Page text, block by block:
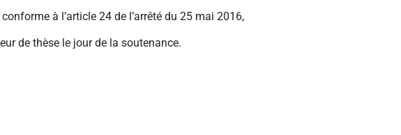
à l’article 24 de l’arrêté du 25 mai 2016,
de thèse le jour de la soutenance.